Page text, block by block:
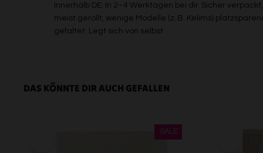
Innerhalb DE: In 2–4 Werktagen bei dir. Sicher verpackt,
meist gerollt, wenige Modelle (z. B. Kelims)
gefaltet. Legt sich von selbst
DAS KÖNNTE DIR AUCH GEFALLEN